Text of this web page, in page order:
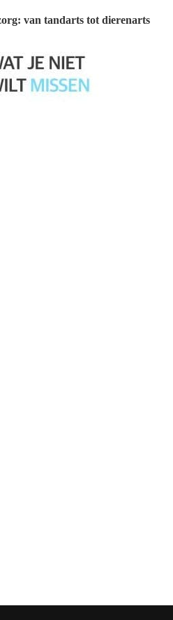
van tandarts tot dierenarts